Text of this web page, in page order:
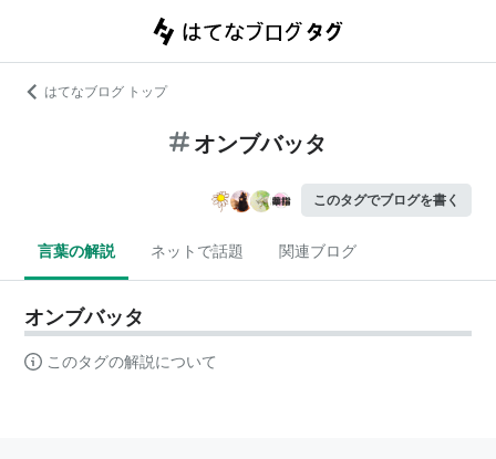
はてなブログ トップ
オンブバッタ
このタグでブログを書く
言葉の解説 ネットで話題 関連ブログ
オンブバッタ
このタグの解説について